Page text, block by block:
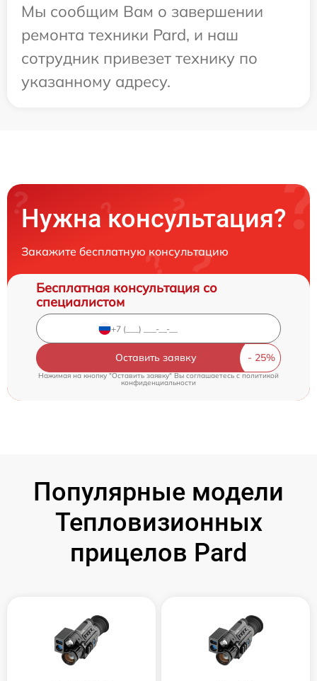
Мы сообщим Вам о завершении
ремонта техники Pard, и наш
сотрудник привезет технику по
указанному адресу.
Нужна консультация?
Закажите бесплатную консультацию
Бесплатная консультация со
специалистом
Оставить заявку
Нажимая на кнопку "Оставить заявку" Вы соглашаетесь c политикой
конфиденциальности
Популярные модели
Тепловизионных
прицелов Pard